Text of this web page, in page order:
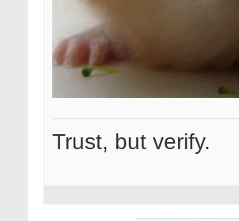
Trust, but verify.